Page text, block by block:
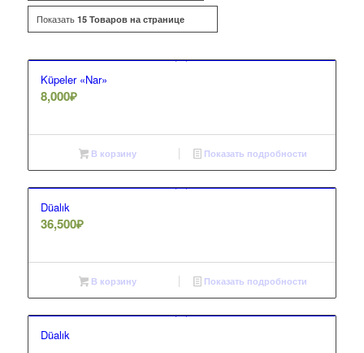
Показать 15 Товаров на странице
Küpeler «Nar»
8,000₽
В корзину Показать подробности
Düalık
36,500₽
В корзину Показать подробности
Düalık